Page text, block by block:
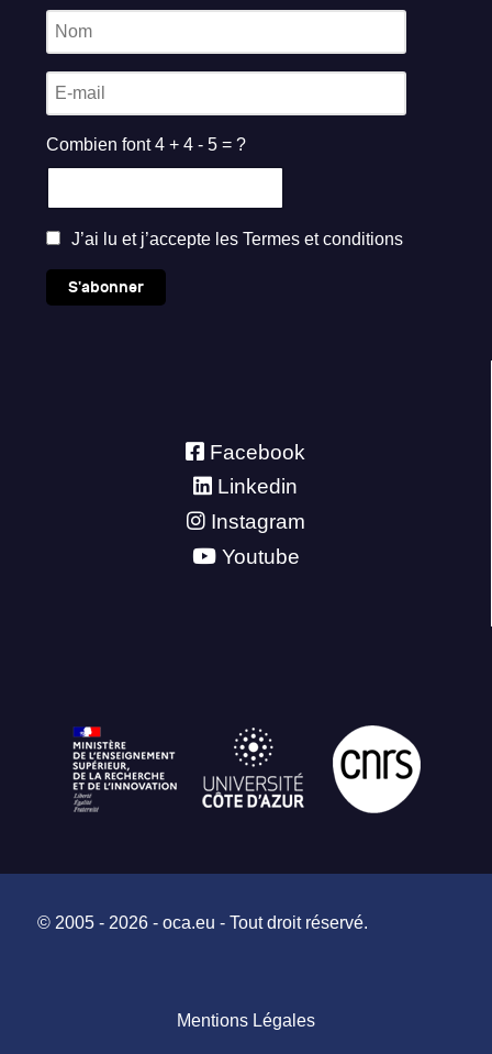
Combien font 4 + 4 - 5 = ?
J’ai lu et j’accepte les Termes et conditions
S'abonner
Facebook
Linkedin
Instagram
Youtube
© 2005 - 2026 - oca.eu - Tout droit réservé.
Mentions Légales